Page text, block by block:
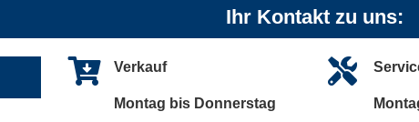
Ihr Kontakt zu uns:
Verkauf
Montag bis Donnerstag